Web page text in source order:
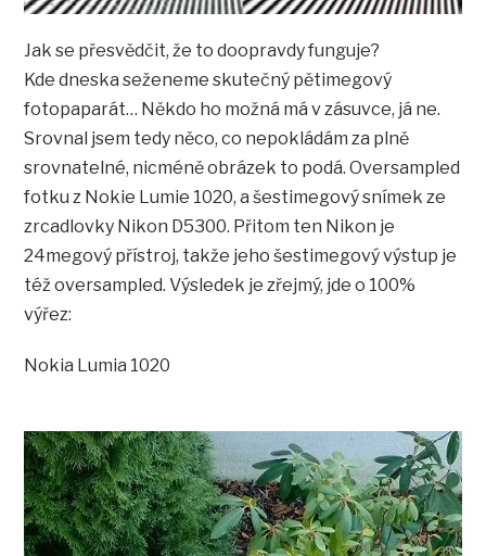
Jak se přesvědčit, že to doopravdy funguje?
Kde dneska seženeme skutečný pětimegový
fotopaparát… Někdo ho možná má v zásuvce, já ne.
Srovnal jsem tedy něco, co nepokládám za plně
srovnatelné, nicméně obrázek to podá. Oversampled
fotku z Nokie Lumie 1020, a šestimegový snímek ze
zrcadlovky Nikon D5300. Přitom ten Nikon je
24megový přístroj, takže jeho šestimegový výstup je
též oversampled. Výsledek je zřejmý, jde o 100%
výřez:
Nokia Lumia 1020